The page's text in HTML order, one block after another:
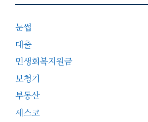
눈썹
대출
민생회복지원금
보청기
부동산
세스코